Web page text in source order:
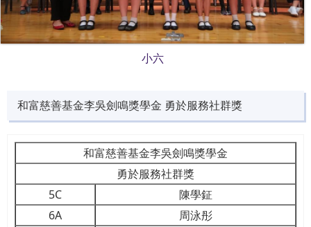
小六
和富慈善基金李吳劍鳴獎學金 勇於服務社群獎
和富慈善基金李吳劍鳴獎學金
勇於服務社群獎
5C
陳學鉦
6A
周泳彤